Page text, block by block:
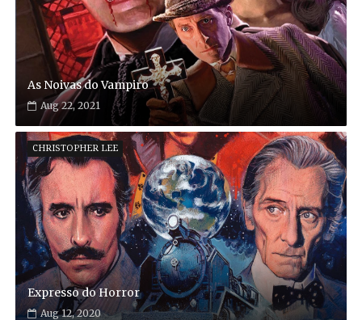
As Noivas do Vampiro
Aug 22, 2021
CHRISTOPHER LEE
Expresso do Horror
Aug 12, 2020